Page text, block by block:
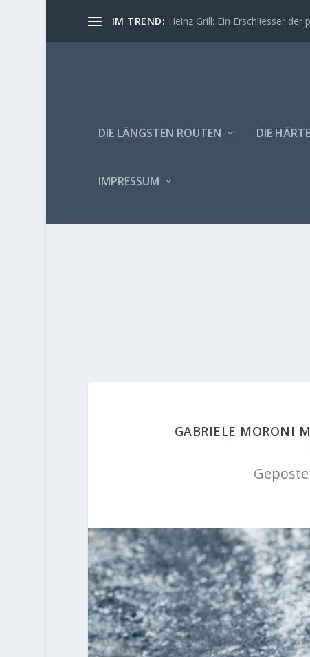
IM TREND: Heinz Grill: Ein Erschliesser der
DIE LÄNGSTEN ROUTEN DIE
IMPRESSUM
GABRIELE MORONI